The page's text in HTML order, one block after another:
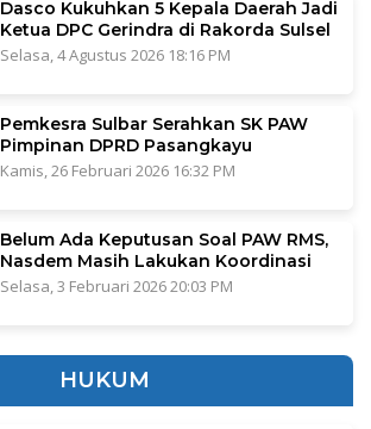
Dasco Kukuhkan 5 Kepala Daerah Jadi
Ketua DPC Gerindra di Rakorda Sulsel
Selasa, 4 Agustus 2026 18:16 PM
Pemkesra Sulbar Serahkan SK PAW
Pimpinan DPRD Pasangkayu
Kamis, 26 Februari 2026 16:32 PM
Belum Ada Keputusan Soal PAW RMS,
Nasdem Masih Lakukan Koordinasi
Selasa, 3 Februari 2026 20:03 PM
HUKUM